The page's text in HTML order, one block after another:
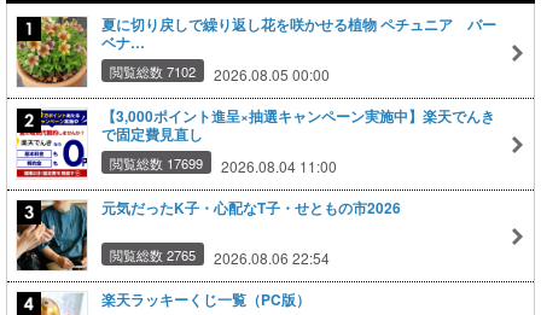
夏に切り戻しで繰り返し花を咲かせる植物 ペチュニア バー
ベナ…
閲覧総数 7102 2026.08.05 00:00
【3,000ポイント進呈×抽選キャンペーン実施中】楽天でんき
で固定費見直し
閲覧総数 17699 2026.08.04 11:00
元気だったK子・心配なT子・せともの市2026
閲覧総数 2765 2026.08.06 22:54
楽天ラッキーくじ一覧（PC版）